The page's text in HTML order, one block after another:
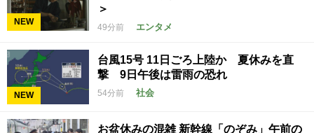
NEW
＞
49分前 エンタメ
NEW
台風15号 11日ごろ上陸か 夏休みを直
撃 9日午後は雷雨の恐れ
54分前 社会
お盆休みの混雑 新幹線「のぞみ」午前の